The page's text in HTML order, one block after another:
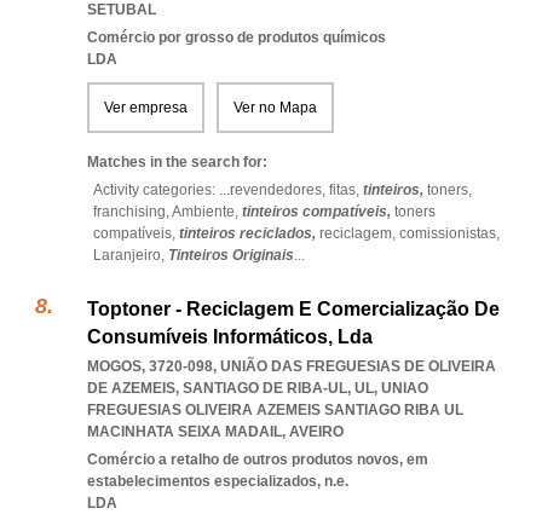
SETUBAL
Comércio por grosso de produtos químicos
LDA
Ver empresa Ver no Mapa
Matches in the search for:
Activity categories: ...revendedores, fitas, tinteiros, toners,
franchising,Ambiente, tinteiros compatíveis, toners
compatíveis, tinteiros reciclados, reciclagem, comissionistas,
Laranjeiro, Tinteiros Originais...
Toptoner - Reciclagem E Comercialização De
Consumíveis Informáticos, Lda
MOGOS, 3720-098, UNIÃO DAS FREGUESIAS DE OLIVEIRA
DE AZEMEIS, SANTIAGO DE RIBA-UL, UL, UNIAO
FREGUESIAS OLIVEIRA AZEMEIS SANTIAGO RIBA UL
MACINHATA SEIXA MADAIL, AVEIRO
Comércio a retalho de outros produtos novos, em
estabelecimentos especializados, n.e.
LDA